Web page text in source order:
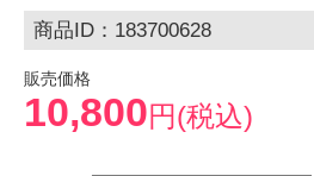
商品ID：183700628
販売価格
10,800円(税込)